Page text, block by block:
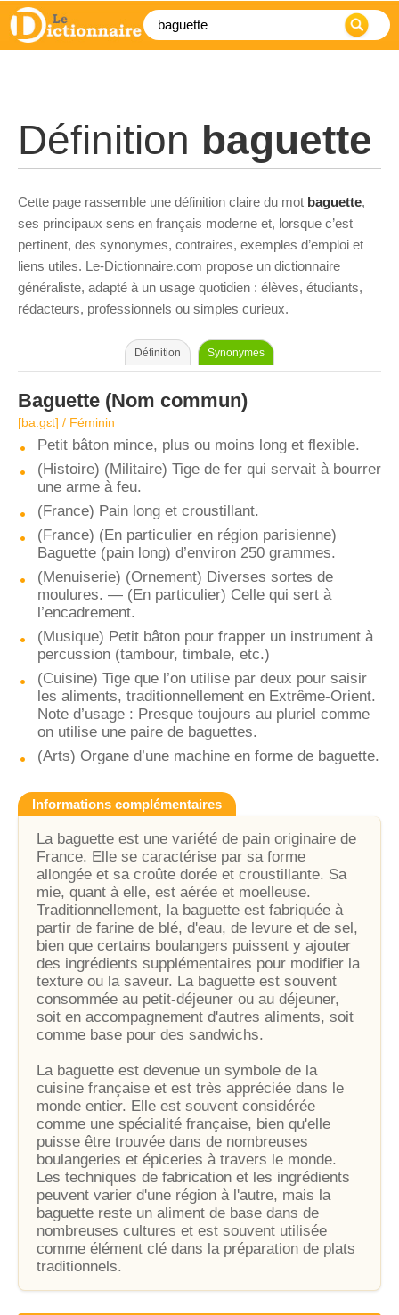
Définition baguette
Cette page rassemble une définition claire du mot baguette,
ses principaux sens en français moderne et, lorsque c’est
pertinent, des synonymes, contraires, exemples d’emploi et
liens utiles. Le-Dictionnaire.com propose un dictionnaire
généraliste, adapté à un usage quotidien : élèves, étudiants,
rédacteurs, professionnels ou simples curieux.
Définition Synonymes
Baguette (Nom commun)
[ba.ɡɛt] / Féminin
Petit bâton mince, plus ou moins long et flexible.
(Histoire) (Militaire) Tige de fer qui servait à bourrer
une arme à feu.
(France) Pain long et croustillant.
(France) (En particulier en région parisienne)
Baguette (pain long) d’environ 250 grammes.
(Menuiserie) (Ornement) Diverses sortes de
moulures. — (En particulier) Celle qui sert à
l’encadrement.
(Musique) Petit bâton pour frapper un instrument à
percussion (tambour, timbale, etc.)
(Cuisine) Tige que l’on utilise par deux pour saisir
les aliments, traditionnellement en Extrême-Orient.
Note d’usage : Presque toujours au pluriel comme
on utilise une paire de baguettes.
(Arts) Organe d’une machine en forme de baguette.
Informations complémentaires
La baguette est une variété de pain originaire de
France. Elle se caractérise par sa forme
allongée et sa croûte dorée et croustillante. Sa
mie, quant à elle, est aérée et moelleuse.
Traditionnellement, la baguette est fabriquée à
partir de farine de blé, d'eau, de levure et de sel,
bien que certains boulangers puissent y ajouter
des ingrédients supplémentaires pour modifier la
texture ou la saveur. La baguette est souvent
consommée au petit-déjeuner ou au déjeuner,
soit en accompagnement d'autres aliments, soit
comme base pour des sandwichs.
La baguette est devenue un symbole de la
cuisine française et est très appréciée dans le
monde entier. Elle est souvent considérée
comme une spécialité française, bien qu'elle
puisse être trouvée dans de nombreuses
boulangeries et épiceries à travers le monde.
Les techniques de fabrication et les ingrédients
peuvent varier d'une région à l'autre, mais la
baguette reste un aliment de base dans de
nombreuses cultures et est souvent utilisée
comme élément clé dans la préparation de plats
traditionnels.